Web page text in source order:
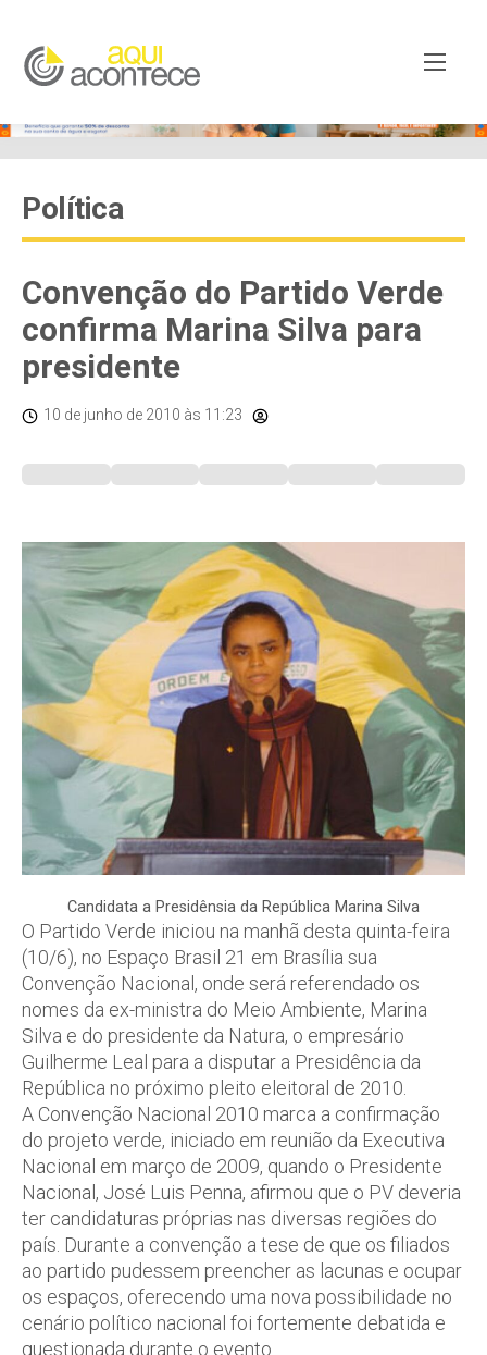
Política
Convenção do Partido Verde
confirma Marina Silva para
presidente
10 de junho de 2010 às 11:23
Candidata a Presidênsia da República Marina Silva
O Partido Verde iniciou na manhã desta quinta-feira
(10/6), no Espaço Brasil 21 em Brasília sua
Convenção Nacional, onde será referendado os
nomes da ex-ministra do Meio Ambiente, Marina
Silva e do presidente da Natura, o empresário
Guilherme Leal para a disputar a Presidência da
República no próximo pleito eleitoral de 2010.
A Convenção Nacional 2010 marca a confirmação
do projeto verde, iniciado em reunião da Executiva
Nacional em março de 2009, quando o Presidente
Nacional, José Luis Penna, afirmou que o PV deveria
ter candidaturas próprias nas diversas regiões do
país. Durante a convenção a tese de que os filiados
ao partido pudessem preencher as lacunas e ocupar
os espaços, oferecendo uma nova possibilidade no
cenário político nacional foi fortemente debatida e
questionada durante o evento.